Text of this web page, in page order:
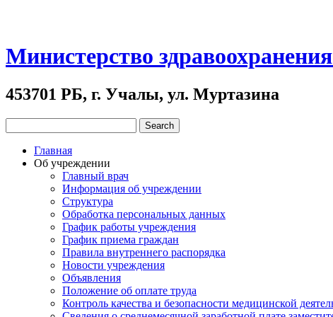
Министерство
453701 РБ, г. Учалы, ул. Муртазина
Главная
Об учреждении
Главный врач
Информация об учреждении
Структура
Обработка персональных данных
График работы учреждения
График приема граждан
Правила внутреннего распорядка
Новости учреждения
Объявления
Положение об оплате труда
Контроль качества и безопасности медицинской